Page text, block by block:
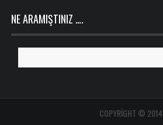
NE ARAMIŞTINIZ ….
for:
COPYRIGHT © 2014